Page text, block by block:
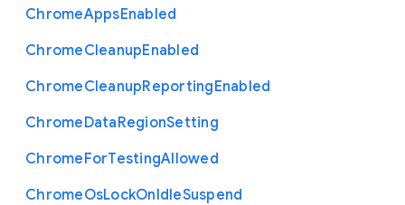
ChromeAppsEnabled
ChromeCleanupEnabled
ChromeCleanupReportingEnabled
ChromeDataRegionSetting
ChromeForTestingAllowed
ChromeOsLockOnIdleSuspend